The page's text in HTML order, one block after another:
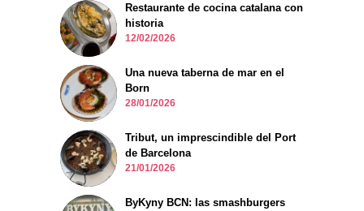
Restaurante de cocina catalana con
historia
12/02/2026
Una nueva taberna de mar en el
Born
28/01/2026
Tribut, un imprescindible del Port
de Barcelona
21/01/2026
ByKyny BCN: las smashburgers